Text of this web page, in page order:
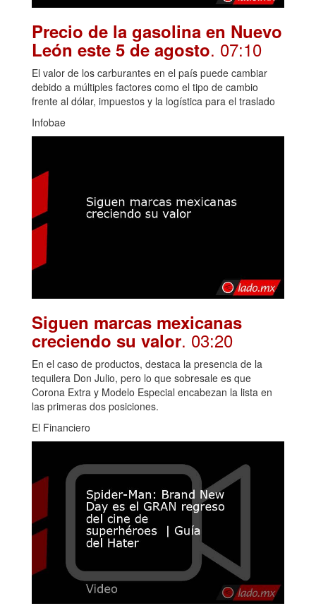
Precio de la gasolina en Nuevo
León este 5 de agosto. 07:10
El valor de los carburantes en el país puede cambiar
debido a múltiples factores como el tipo de cambio
frente al dólar, impuestos y la logística para el traslado
Infobae
Siguen marcas mexicanas
creciendo su valor. 03:20
En el caso de productos, destaca la presencia de la
tequilera Don Julio, pero lo que sobresale es que
Corona Extra y Modelo Especial encabezan la lista en
las primeras dos posiciones.
El Financiero